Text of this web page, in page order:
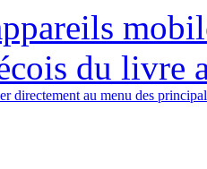
du livre
directement au menu des